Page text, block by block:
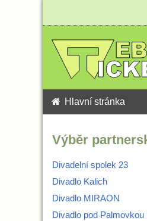
Hlavní stránka
Výběr
Divadelní spolek 23
Divadlo Kalich
Divadlo MIRAON
Divadlo pod Palmovkou